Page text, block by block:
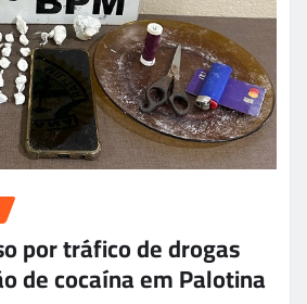
por tráfico de drogas
de cocaína em Palotina